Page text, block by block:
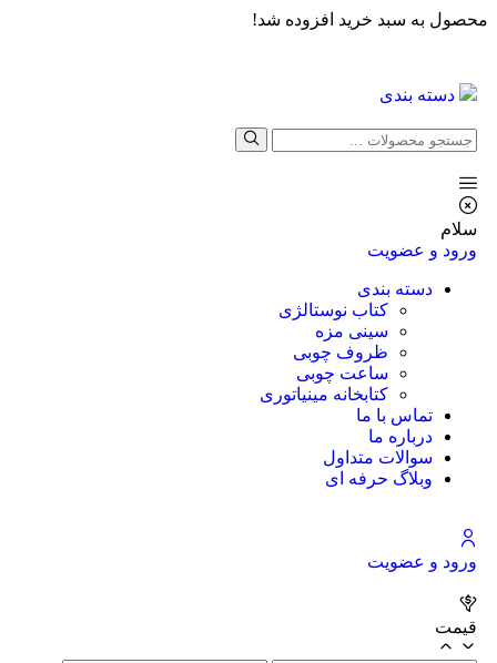
محصول به سبد خرید افزوده شد!
دسته بندی
سلام
ورود و عضویت
دسته بندی
کتاب نوستالژی
سینی مزه
ظروف چوبی
ساعت چوبی
کتابخانه مینیاتوری
تماس با ما
درباره ما
سوالات متداول
وبلاگ حرفه ای
ورود و عضویت
قیمت